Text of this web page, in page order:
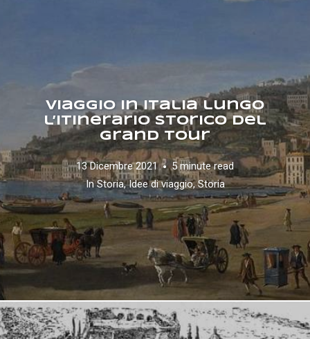
Viaggio in Italia lungo
l’itinerario storico del
Grand Tour
13 Dicembre 2021
5 minute read
InStoria,Idee di viaggio,Storia